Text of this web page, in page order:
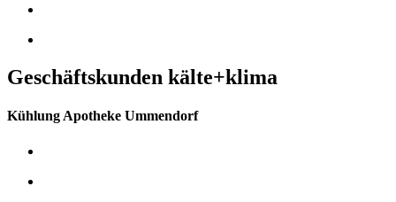
Geschäftskunden kälte+klima
Kühlung Apotheke Ummendorf